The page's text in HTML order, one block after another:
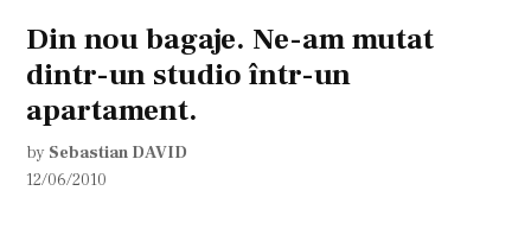
Din nou bagaje. Ne-am mutat
dintr-un studio într-un
apartament.
by Sebastian DAVID
12/06/2010